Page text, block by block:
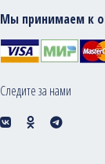
Мы принимаем к
Следите за нами